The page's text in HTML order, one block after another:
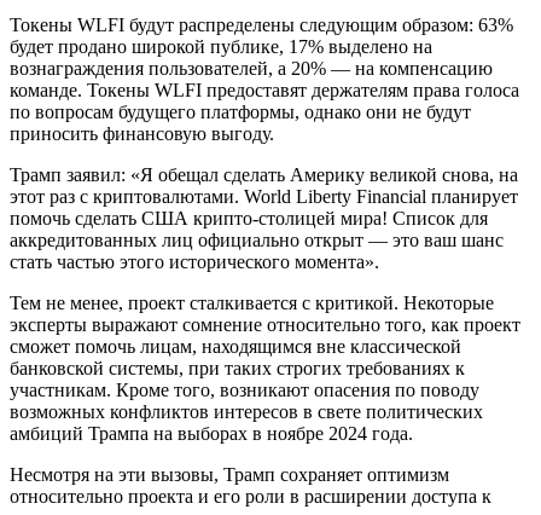
Токены WLFI будут распределены следующим образом: 63%
будет продано широкой публике, 17% выделено на
вознаграждения пользователей, а 20% — на компенсацию
команде. Токены WLFI предоставят держателям права голоса
по вопросам будущего платформы, однако они не будут
приносить финансовую выгоду.
Трамп заявил: «Я обещал сделать Америку великой снова, на
этот раз с криптовалютами. World Liberty Financial планирует
помочь сделать CША крипто-столицей мира! Список для
аккредитованных лиц официально открыт — это ваш шанс
стать частью этого исторического момента».
Тем не менее, проект сталкивается с критикой. Некоторые
эксперты выражают сомнение относительно того, как проект
сможет помочь лицам, находящимся вне классической
банковской системы, при таких строгих требованиях к
участникам. Кроме того, возникают опасения по поводу
возможных конфликтов интересов в свете политических
амбиций Трампа на выборах в ноябре 2024 года.
Несмотря на эти вызовы, Трамп сохраняет оптимизм
относительно проекта и его роли в расширении доступа к